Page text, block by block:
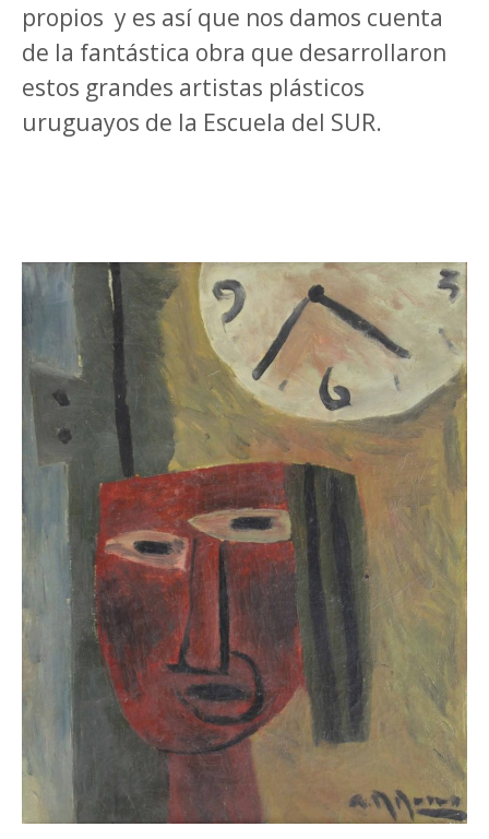
propios y es así que nos damos cuenta
de la fantástica obra que desarrollaron
estos grandes artistas plásticos
uruguayos de la Escuela del SUR.